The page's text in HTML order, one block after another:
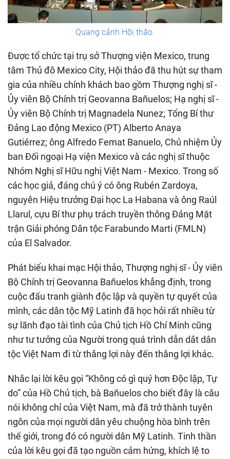
Quang cảnh Hội thảo.
Được tổ chức tại trụ sở Thượng viện Mexico, trung
tâm Thủ đô Mexico City, Hội thảo đã thu hút sự tham
gia của nhiều chính khách bao gồm Thượng nghị sĩ -
Ủy viên Bộ Chính trị Geovanna Bañuelos; Hạ nghị sĩ -
Ủy viên Bộ Chính trị Magnadela Nunez; Tổng Bí thư
Đảng Lao động Mexico (PT) Alberto Anaya
Gutiérrez; ông Alfredo Femat Banuelo, Chủ nhiệm Ủy
ban Đối ngoại Hạ viện Mexico và các nghị sĩ thuộc
Nhóm Nghị sĩ Hữu nghị Việt Nam - Mexico. Trong số
các học giả, đáng chú ý có ông Rubén Zardoya,
nguyên Hiệu trưởng Đại học La Habana và ông Raúl
Llarul, cựu Bí thư phụ trách truyền thông Đảng Mặt
trận Giải phóng Dân tộc Farabundo Marti (FMLN)
của El Salvador.
Phát biểu khai mạc Hội thảo, Thượng nghị sĩ - Ủy viên
Bộ Chính trị Geovanna Bañuelos khẳng định, trong
cuộc đấu tranh giành độc lập và quyền tự quyết của
mình, các dân tộc Mỹ Latinh đã học hỏi rất nhiều từ
sự lãnh đạo tài tình của Chủ tịch Hồ Chí Minh cũng
như tư tưởng của Người trong quá trình dẫn dắt dân
tộc Việt Nam đi từ thắng lợi này đến thắng lợi khác.
Nhắc lại lời kêu gọi “Không có gì quý hơn Độc lập, Tự
do” của Hồ Chủ tịch, bà Bañuelos cho biết đây là câu
nói không chỉ của Việt Nam, mà đã trở thành tuyên
ngôn của mọi người dân yêu chuộng hòa bình trên
thế giới, trong đó có người dân Mỹ Latinh. Tinh thần
của lời kêu gọi đã tạo nguồn cảm hứng, khích lệ to